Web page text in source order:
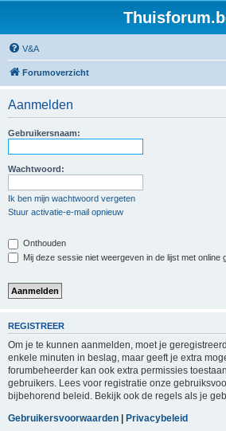
V&A
Forumoverzicht
Aanmelden
Gebruikersnaam:
Wachtwoord:
Ik ben mijn wachtwoord vergeten
Stuur activatie-e-mail opnieuw
Onthouden
Mij deze sessie niet weergeven in de lijst met online
REGISTREER
Om je te kunnen aanmelden, moet je
enkele minuten in beslag, maar geeft je extra
forumbeheerder kan ook extra permissies
gebruikers. Lees voor registratie onze
bijbehorend beleid. Bekijk ook de regels als je
Gebruikersvoorwaarden | Privacybeleid